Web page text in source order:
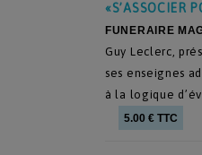
«S’ASSOCIER
FUNERAIRE
Guy Leclerc,
ses enseignes
à la logique
5.00 € TTC